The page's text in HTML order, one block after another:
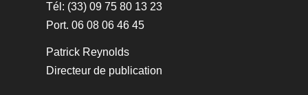
Tél: (33) 09 75 80 13 23
Port. 06 08 06 46 45
Patrick Reynolds
Directeur de publication